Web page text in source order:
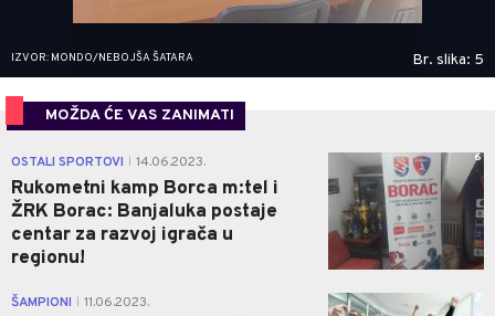
IZVOR: MONDO/NEBOJŠA ŠATARA Br. slika: 5
MOŽDA ĆE VAS ZANIMATI
OSTALI SPORTOVI 14.06.2023.
Rukometni kamp Borca m:tel i
ŽRK Borac: Banjaluka postaje
centar za razvoj igrača u
regionu!
6
ŠAMPIONI 11.06.2023. 2